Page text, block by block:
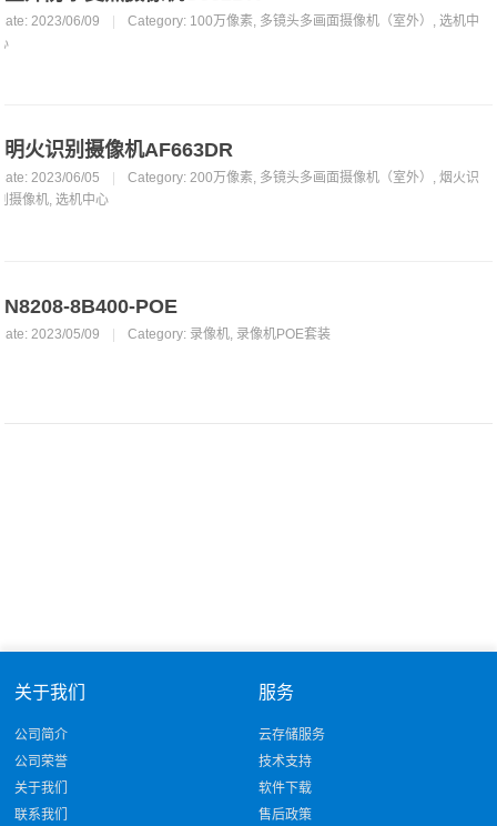
2023/06/09 Category: 100万像素, 多镜头多画面摄像机（室外） ,选机中
明火识别摄像机AF663DR
2023/06/05 Category:200万像素, 多镜头多画面摄像机（室外） ,烟火识
摄像机,选机中心
N8208-8B400-POE
2023/05/09 Category: 录像机, 录像机POE套装
关于我们
公司简介
公司荣誉
关于我们
联系我们
服务
云存储服务
技术支持
软件下载
售后政策